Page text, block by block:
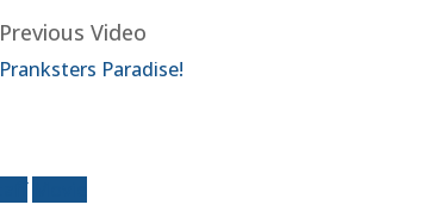
Previous Video
Pranksters Paradise!